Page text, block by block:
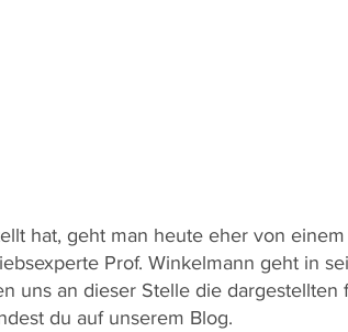
hat, geht man heute eher von
Prof. Winkelmann geht in
uns an dieser Stelle die
du auf unserem Blog.